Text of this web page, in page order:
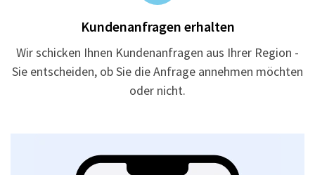
Kundenanfragen erhalten
Wir schicken Ihnen Kundenanfragen aus Ihrer Region -
Sie entscheiden, ob Sie die Anfrage annehmen möchten
oder nicht.